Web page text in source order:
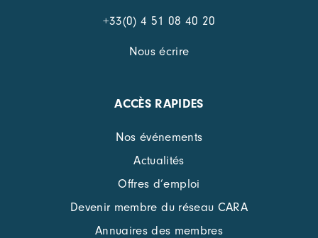
+33(0) 4 51 08 40 20
Nous écrire
ACCÈS RAPIDES
Nos événements
Actualités
Offres d’emploi
Devenir membre du réseau CARA
Annuaires des membres